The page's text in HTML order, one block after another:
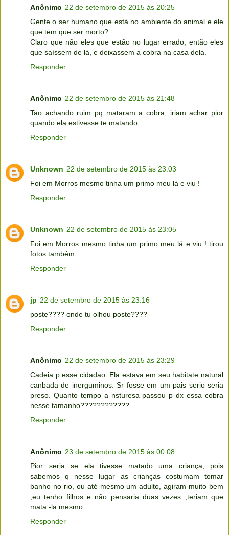
Anônimo 22 de setembro de 2015 às 20:25
Gente o ser humano que está no ambiente do animal e ele
que tem que ser morto?
Claro que não eles que estão no lugar errado, então eles
que saíssem de lá, e deixassem a cobra na casa dela.
Responder
Anônimo 22 de setembro de 2015 às 21:48
Tao achando ruim pq mataram a cobra, iriam achar pior
quando ela estivesse te matando.
Responder
Unknown 22 de setembro de 2015 às 23:03
Foi em Morros mesmo tinha um primo meu lá e viu !
Responder
Unknown 22 de setembro de 2015 às 23:05
Foi em Morros mesmo tinha um primo meu lá e viu ! tirou
fotos também
Responder
jp 22 de setembro de 2015 às 23:16
poste???? onde tu olhou poste????
Responder
Anônimo 22 de setembro de 2015 às 23:29
Cadeia p esse cidadao. Ela estava em seu habitate natural
canbada de inerguminos. Sr fosse em um pais serio seria
preso. Quanto tempo a nsturesa passou p dx essa cobra
nesse tamanho????????????
Responder
Anônimo 23 de setembro de 2015 às 00:08
Pior seria se ela tivesse matado uma criança, pois
sabemos q nesse lugar as crianças costumam tomar
banho no rio, ou até mesmo um adulto, agiram muito bem
,eu tenho filhos e não pensaria duas vezes ,teriam que
mata -la mesmo.
Responder